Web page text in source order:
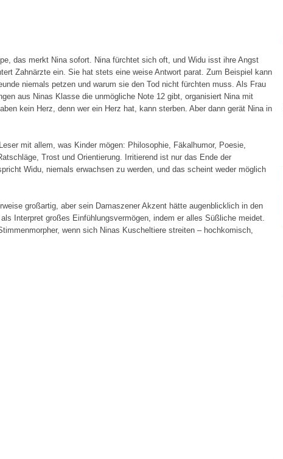
das merkt Nina sofort. Nina fürchtet sich oft, und Widu isst ihre Angst
Zahnärzte ein. Sie hat stets eine weise Antwort parat. Zum Beispiel kann
niemals petzen und warum sie den Tod nicht fürchten muss. Als Frau
aus Ninas Klasse die unmögliche Note 12 gibt, organisiert Nina mit
kein Herz, denn wer ein Herz hat, kann sterben. Aber dann gerät Nina in
mit allem, was Kinder mögen: Philosophie, Fäkalhumor, Poesie,
Trost und Orientierung. Irritierend ist nur das Ende der
Widu, niemals erwachsen zu werden, und das scheint weder möglich
großartig, aber sein Damaszener Akzent hätte augenblicklich in den
Interpret großes Einfühlungsvermögen, indem er alles Süßliche meidet.
wenn sich Ninas Kuscheltiere streiten – hochkomisch,